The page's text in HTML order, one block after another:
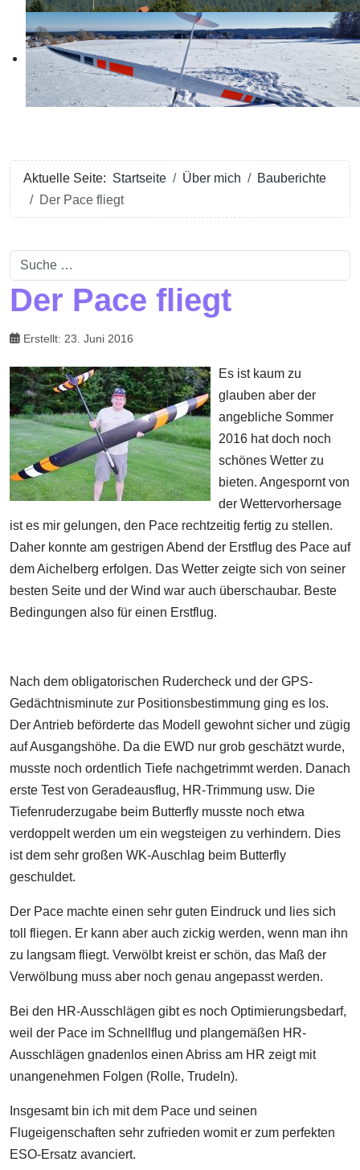
Aktuelle Seite: Startseite Über mich
Bauberichte
Der Pace fliegt
Suchen
Der Pace fliegt
Erstellt: 23. Juni 2016
Es ist kaum zu
glauben aber der
angebliche Sommer
2016 hat doch noch
schönes Wetter zu
bieten. Angespornt von
der Wettervorhersage
ist es mir gelungen, den Pace rechtzeitig fertig zu stellen.
Daher konnte am gestrigen Abend der Erstflug des Pace auf
dem Aichelberg erfolgen. Das Wetter zeigte sich von seiner
besten Seite und der Wind war auch überschaubar. Beste
Bedingungen also für einen Erstflug.
Nach dem obligatorischen Rudercheck und der GPS-
Gedächtnisminute zur Positionsbestimmung ging es los.
Der Antrieb beförderte das Modell gewohnt sicher und zügig
auf Ausgangshöhe. Da die EWD nur grob geschätzt wurde,
musste noch ordentlich Tiefe nachgetrimmt werden. Danach
erste Test von Geradeausflug, HR-Trimmung usw. Die
Tiefenruderzugabe beim Butterfly musste noch etwa
verdoppelt werden um ein wegsteigen zu verhindern. Dies
ist dem sehr großen WK-Auschlag beim Butterfly
geschuldet.
Der Pace machte einen sehr guten Eindruck und lies sich
toll fliegen. Er kann aber auch zickig werden, wenn man ihn
zu langsam fliegt. Verwölbt kreist er schön, das Maß der
Verwölbung muss aber noch genau angepasst werden.
Bei den HR-Ausschlägen gibt es noch Optimierungsbedarf,
weil der Pace im Schnellflug und plangemäßen HR-
Ausschlägen gnadenlos einen Abriss am HR zeigt mit
unangenehmen Folgen (Rolle, Trudeln).
Insgesamt bin ich mit dem Pace und seinen
Flugeigenschaften sehr zufrieden womit er zum perfekten
ESO-Ersatz avanciert.